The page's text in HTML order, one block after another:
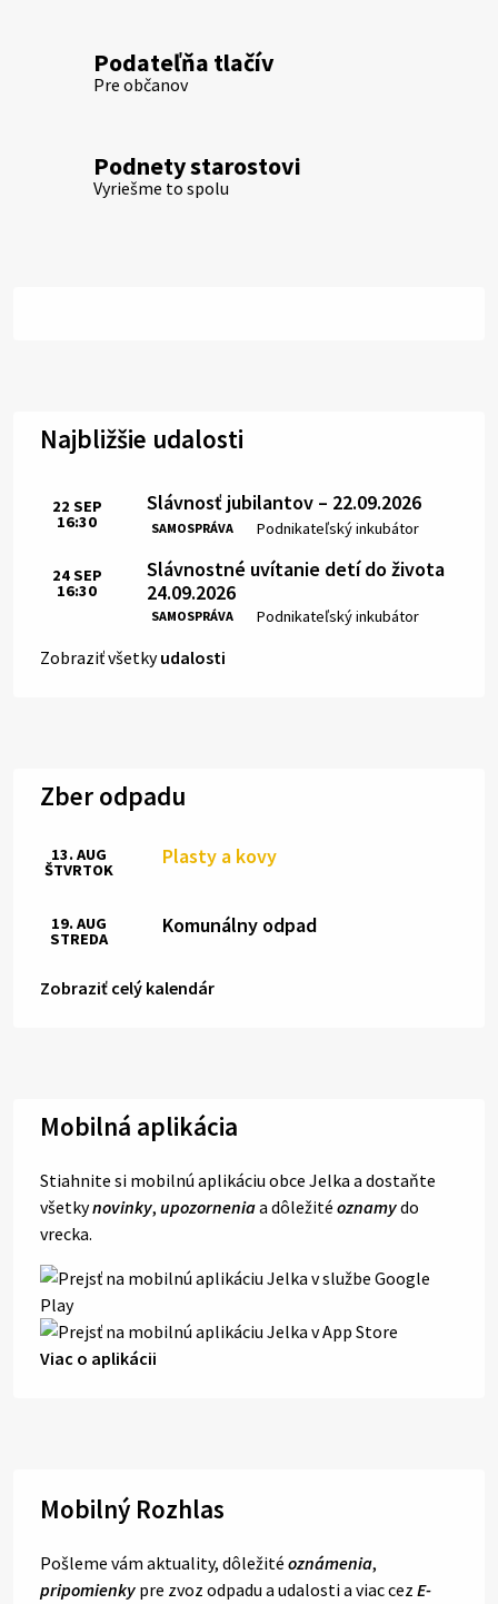
Podateľňa tlačív
Pre občanov
Podnety starostovi
Vyriešme to spolu
Najbližšie udalosti
Slávnosť jubilantov – 22.09.2026
SAMOSPRÁVA Miesto:
Podnikateľský inkubátor
Čas:
22 SEP
16:30
Slávnostné uvítanie detí do života
24.09.2026
SAMOSPRÁVA Miesto:
Podnikateľský inkubátor
Čas:
24SEP
16:30
Zobraziť všetkyudalosti
Zber odpadu
Plasty a kovy
13. AUG
ŠTVRTOK
Komunálny odpad
19. AUG
STREDA
Zobraziť celý kalendár
Mobilná aplikácia
Stiahnite si mobilnú aplikáciu obce Jelka a dostaňte
všetkynovinky, upozorneniaa dôležité oznamydo
vrecka.
Viac o aplikácii
Mobilný Rozhlas
Pošleme vám aktuality, dôležité oznámenia,
pripomienky pre zvoz odpadu a udalosti a viac cez E-